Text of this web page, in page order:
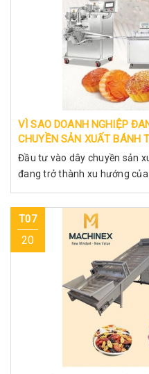
VÌ SAO DOANH NGHIỆP
CHUYỀN SẢN XUẤT BÁNH
Đầu tư vào dây chuyền sản
đang trở thành xu hướng của
T07
20